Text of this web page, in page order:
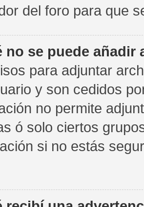
del foro para que
no se puede
para adjuntar
y son cedidos
no permite
ó solo ciertos
si no estás